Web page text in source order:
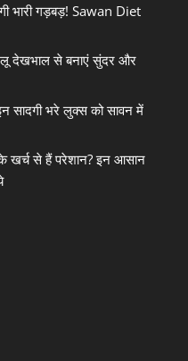
भारी गड़बड़! Sawan Diet
देखभाल से बनाएं सुंदर और
इन सादगी भरे लुक्स को सावन में
खर्च से हैं परेशान? इन आसान